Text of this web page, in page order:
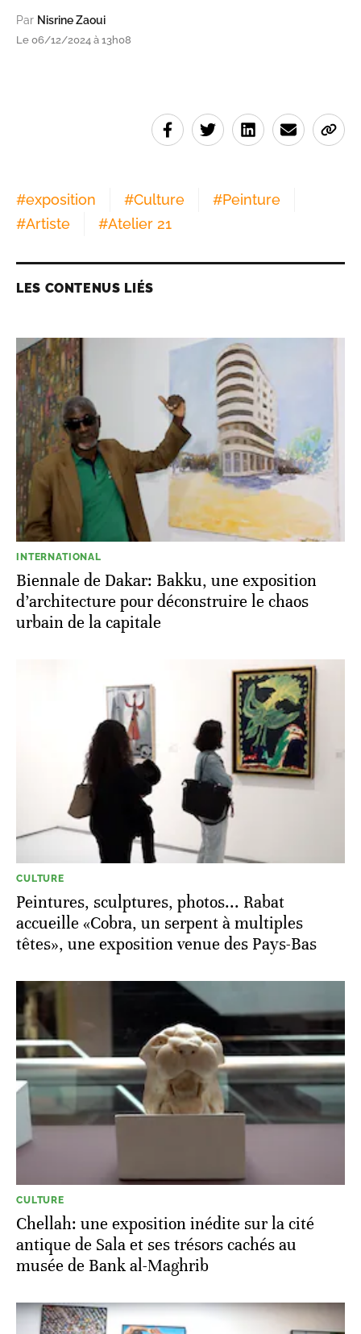
Par Nisrine Zaoui
Le 06/12/2024 à 13h08
#exposition #Culture #Peinture
#Artiste #Atelier 21
LES CONTENUS LIÉS
INTERNATIONAL
Biennale de Dakar: Bakku, une exposition
d’architecture pour déconstruire le chaos
urbain de la capitale
CULTURE
Peintures, sculptures, photos... Rabat
accueille «Cobra, un serpent à multiples
têtes», une exposition venue des Pays-Bas
CULTURE
Chellah: une exposition inédite sur la cité
antique de Sala et ses trésors cachés au
musée de Bank al-Maghrib